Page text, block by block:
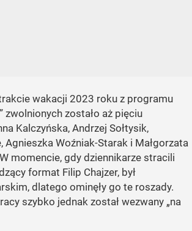
wakacji 2023 roku z programu
zwolnionych zostało aż pięciu
Kalczyńska, Andrzej Sołtysik,
Agnieszka Woźniak-Starak i Małgorzata
momencie, gdy dziennikarze stracili
format Filip Chajzer, był
dlatego ominęły go te roszady.
szybko jednak został wezwany „na